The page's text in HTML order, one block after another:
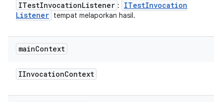
ITestInvocationListener : ITestInvocation
Listener tempat melaporkan hasil.
mainContext
IInvocationContext